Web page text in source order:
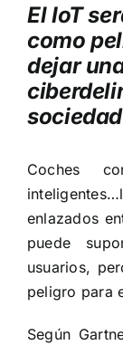
El IoT
como
dejar
Coches
enlazados
puede
usuarios,
peligro para
Según